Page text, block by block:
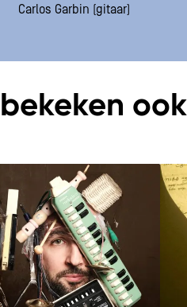
Carlos Garbin (gitaar)
ook